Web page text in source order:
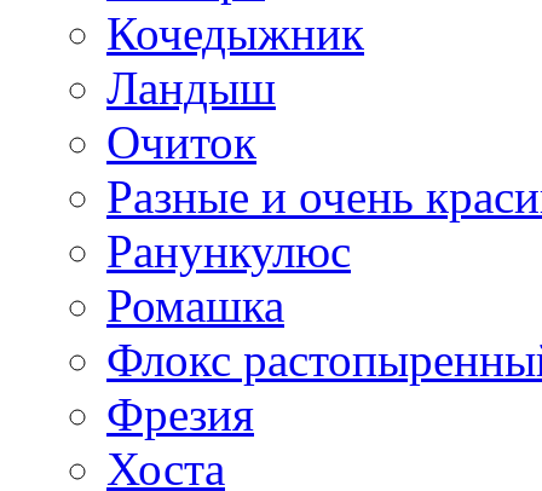
Кочедыжник
Ландыш
Очиток
Разные и очень
Ранункулюс
Ромашка
Флокс
Фрезия
Хоста